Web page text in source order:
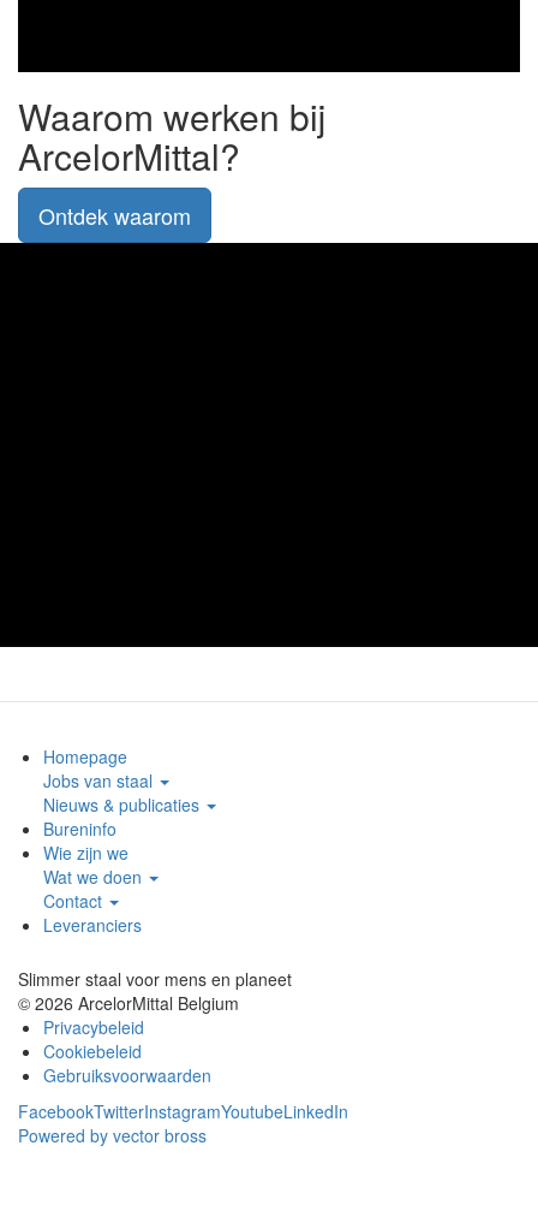
Waarom werken bij
ArcelorMittal?
Ontdek waarom
Homepage
Jobs van staal
Nieuws & publicaties
Bureninfo
Wie zijn we
Wat we doen
Contact
Leveranciers
Slimmer staal voor mens en planeet
© 2026 ArcelorMittal Belgium
Privacybeleid
Cookiebeleid
Gebruiksvoorwaarden
FacebookTwitterInstagramYoutubeLinkedIn
Powered by vector bross